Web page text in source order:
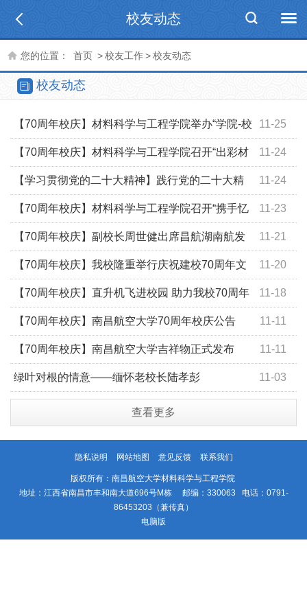
校友动态
您的位置： 首页 >校友工作>校友动态
校友动态
11-25
【70周年校庆】材料科学与工程学院举办“学院-校
友产学研”论坛 11-24
【70周年校庆】材料科学与工程学院召开“出彩材
料人”成长导航报告会 11-24
【学习贯彻党的二十大精神】践行党的二十大精
神，喜迎学校七十周年校庆，展现金防校友风采 ——腐蚀
与防护系建设校友文化墙纪实
11-23
【70周年校庆】材料科学与工程学院召开“携手忆
往昔 共叙材料情” 校友座谈会 11-21
【70周年校庆】副校长周世健出席昌航湖南航发
校友会捐赠活动 11-20
【70周年校庆】我校隆重举行庆祝建校70周年文
艺晚会 11-18
【70周年校庆】直升机飞进校园 助力我校70周年
校庆 11-11
【70周年校庆】南昌航空大学70周年校庆公告
（第4号） 11-11
【70周年校庆】南昌航空大学吉祥物正式发布
11-03
绿叶对根的情意——缅怀老校长陆孝彭
查看更多
隐私说明 网站地图 意见反馈 联系我们
版权所有：南昌航空大学材料科学与工程学院
地址：江西省南昌市丰和南大道696号M栋 邮编：330063 电话：0791-
86453203（兼传真）
电脑版